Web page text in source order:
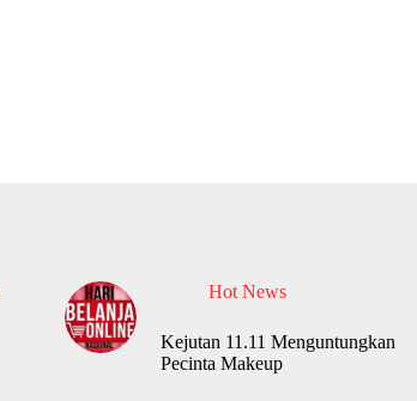
Hot News
Kejutan 11.11 Menguntungkan
Pecinta Makeup